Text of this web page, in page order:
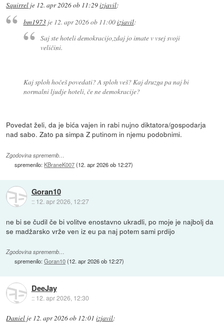
Squirrel je 12. apr 2026 ob 11:29izjavil:
bm1973je 12. apr 2026 ob 11:00izjavil:
Saj ste hoteli demokracijo,zdaj jo imate v vsej svoji
veličini.
Kaj sploh hočeš povedati? A sploh veš? Kaj druzga pa naj bi
normalni ljudje hoteli, če ne demokracije?
Povedat želi, da je bića vajen in rabi nujno diktatora/gospodarja
nad sabo. Zato pa simpa Z putinom in njemu podobnimi.
Zgodovina sprememb…
spremenilo: KBraneK007(12. apr 2026 ob 12:27)
Goran10
:: 12. apr 2026, 12:27
ne bi se čudil če bi volitve enostavno ukradli, po moje je najbolj da
se madžarsko vrže ven iz eu pa naj potem sami prdijo
Zgodovina sprememb…
spremenilo:Goran10(12. apr 2026 ob 12:27)
DeeJay
:: 12. apr 2026, 12:30
Daniel je 12. apr 2026 ob 12:01 izjavil: